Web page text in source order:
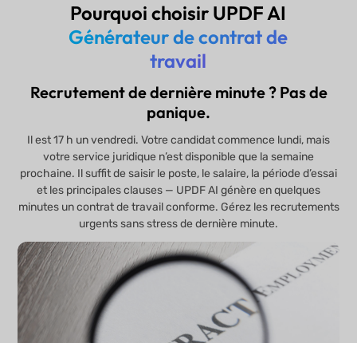
Pourquoi choisir UPDF AI
Générateur de contrat de
travail
Recrutement de dernière minute ? Pas de
panique.
Il est 17 h un vendredi. Votre candidat commence lundi, mais
votre service juridique n’est disponible que la semaine
prochaine. Il suffit de saisir le poste, le salaire, la période d’essai
et les principales clauses — UPDF AI génère en quelques
minutes un contrat de travail conforme. Gérez les recrutements
urgents sans stress de dernière minute.